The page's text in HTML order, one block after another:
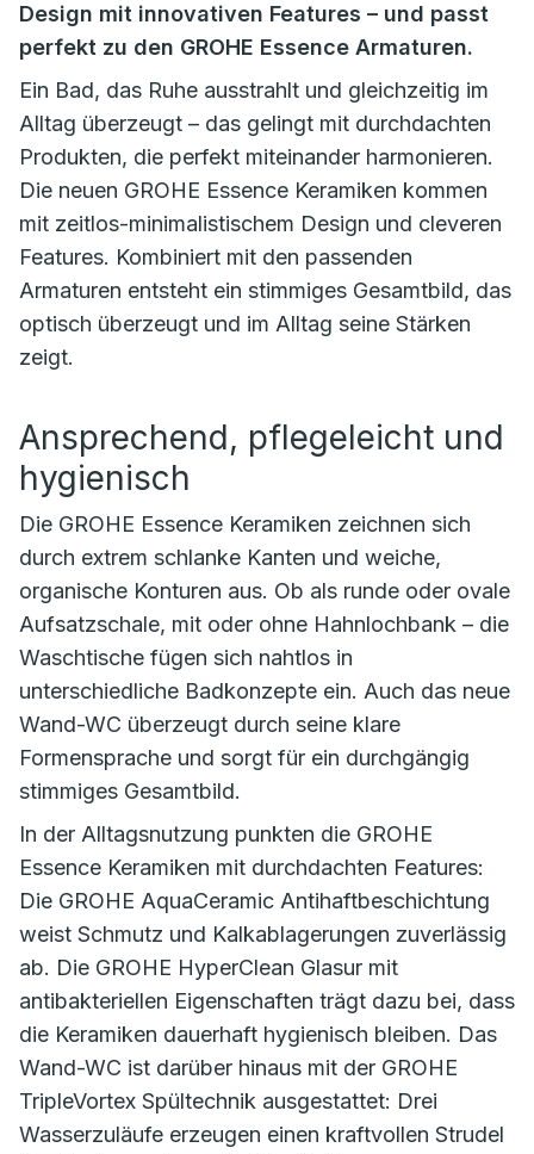
Design mit innovativen Features – und passt
perfekt zu den GROHE Essence Armaturen.
Ein Bad, das Ruhe ausstrahlt und gleichzeitig im
Alltag überzeugt – das gelingt mit durchdachten
Produkten, die perfekt miteinander harmonieren.
Die neuen GROHE Essence Keramiken kommen
mit zeitlos-minimalistischem Design und cleveren
Features. Kombiniert mit den passenden
Armaturen entsteht ein stimmiges Gesamtbild, das
optisch überzeugt und im Alltag seine Stärken
zeigt.
Ansprechend, pflegeleicht und
hygienisch
Die GROHE Essence Keramiken zeichnen sich
durch extrem schlanke Kanten und weiche,
organische Konturen aus. Ob als runde oder ovale
Aufsatzschale, mit oder ohne Hahnlochbank – die
Waschtische fügen sich nahtlos in
unterschiedliche Badkonzepte ein. Auch das neue
Wand-WC überzeugt durch seine klare
Formensprache und sorgt für ein durchgängig
stimmiges Gesamtbild.
In der Alltagsnutzung punkten die GROHE
Essence Keramiken mit durchdachten Features:
Die GROHE AquaCeramic Antihaftbeschichtung
weist Schmutz und Kalkablagerungen zuverlässig
ab. Die GROHE HyperClean Glasur mit
antibakteriellen Eigenschaften trägt dazu bei, dass
die Keramiken dauerhaft hygienisch bleiben. Das
Wand-WC ist darüber hinaus mit der GROHE
TripleVortex Spültechnik ausgestattet: Drei
Wasserzuläufe erzeugen einen kraftvollen Strudel